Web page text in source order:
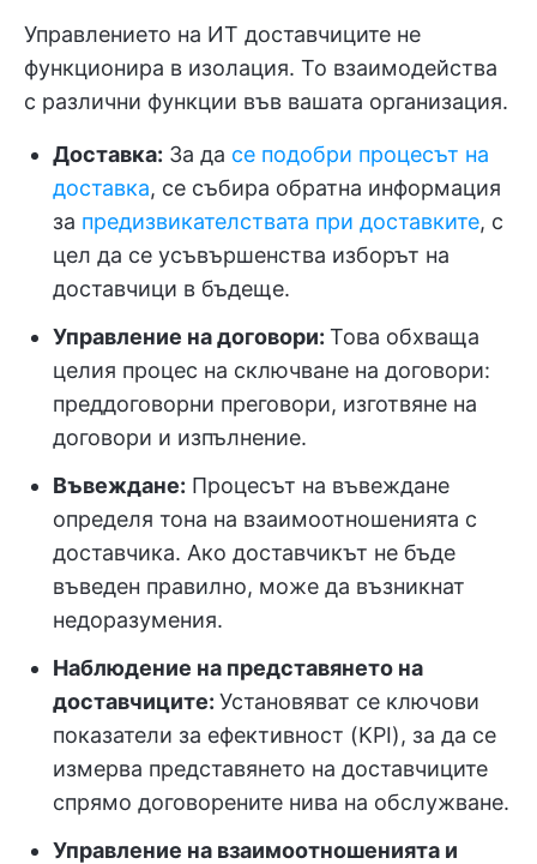
Управлението на ИТ доставчиците не
функционира в изолация. То взаимодейства
с различни функции във вашата организация.
Доставка: За да се подобри процесът на
доставка, се събира обратна информация
за предизвикателствата при доставките, с
цел да се усъвършенства изборът на
доставчици в бъдеще.
Управление на договори: Това обхваща
целия процес на сключване на договори:
преддоговорни преговори, изготвяне на
договори и изпълнение.
Въвеждане: Процесът на въвеждане
определя тона на взаимоотношенията с
доставчика. Ако доставчикът не бъде
въведен правилно, може да възникнат
недоразумения.
Наблюдение на представянето на
доставчиците: Установяват се ключови
показатели за ефективност (KPI), за да се
измерва представянето на доставчиците
спрямо договорените нива на обслужване.
Управление на взаимоотношенията и